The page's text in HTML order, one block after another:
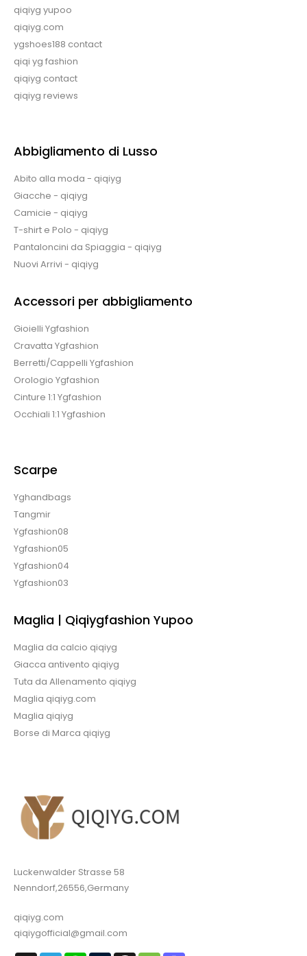
qiqiyg yupoo
qiqiyg.com
ygshoes188 contact
qiqi yg fashion
qiqiyg contact
qiqiyg reviews
Abbigliamento di Lusso
Abito alla moda - qiqiyg
Giacche - qiqiyg
Camicie - qiqiyg
T-shirt e Polo - qiqiyg
Pantaloncini da Spiaggia - qiqiyg
Nuovi Arrivi - qiqiyg
Accessori per abbigliamento
Gioielli Ygfashion
Cravatta Ygfashion
Berretti/Cappelli Ygfashion
Orologio Ygfashion
Cinture 1:1 Ygfashion
Occhiali 1:1 Ygfashion
Scarpe
Yghandbags
Tangmir
Ygfashion08
Ygfashion05
Ygfashion04
Ygfashion03
Maglia | Qiqiygfashion Yupoo
Maglia da calcio qiqiyg
Giacca antivento qiqiyg
Tuta da Allenamento qiqiyg
Maglia qiqiyg.com
Maglia qiqiyg
Borse di Marca qiqiyg
Luckenwalder Strasse 58
Nenndorf,26556,Germany
qiqiyg.com
qiqiygofficial@gmail.com